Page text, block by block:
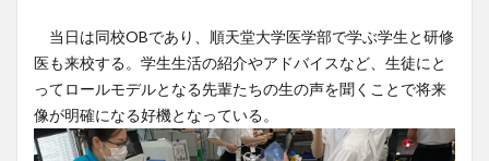
当日は同校OBであり、順天堂大学医学部で学ぶ学生と研修
医も来校する。学生生活の紹介やアドバイスなど、生徒にと
ってロールモデルとなる先輩たちの生の声を聞くことで将来
像が明確になる好機となっている。